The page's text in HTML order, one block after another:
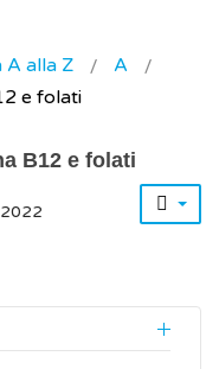
A alla Z
A
e folati
B12 e folati